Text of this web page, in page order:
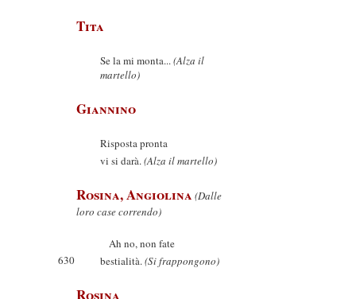
Tita
Se la mi monta...(Alza il
martello)
Giannino
Risposta pronta
vi si darà.(Alza il martello)
Rosina, Angiolina (Dalle
loro case correndo)
Ah no, non fate
630
bestialità.(Si frappongono)
Rosina